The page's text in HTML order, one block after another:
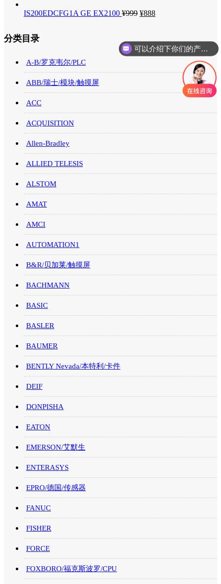
IS200EDCFG1A GE EX2100 ¥999 ¥888
分类目录
A-B/罗克韦尔/PLC
ABB/瑞士/模块/触摸屏
ACC
ACQUISITION
Allen-Bradley
ALLIED TELESIS
ALSTOM
AMAT
AMCI
AUTOMATION1
B&R/贝加莱/触摸屏
BACHMANN
BASIC
BASLER
BAUMER
BENTLY Nevada/本特利/卡件
DEIF
DONPISHA
EATON
EMERSON/艾默生
ENTERASYS
EPRO/德国/传感器
FANUC
FISHER
FORCE
FOXBORO/福克斯波罗/CPU
可以介绍下你们的产品么